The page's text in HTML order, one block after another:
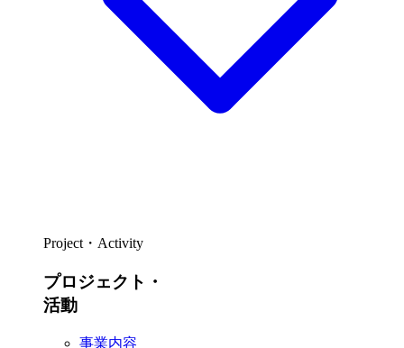
Project・Activity
プロジェクト・
活動
事業内容